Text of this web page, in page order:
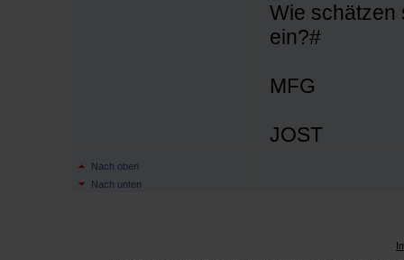
Wie schätzen
ein?#
MFG
JOST
Nach oben
Nach unten